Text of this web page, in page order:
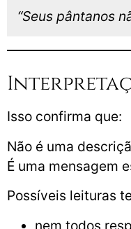
“Seus pântanos
Isso confirma que:
Não é uma
É uma mensagem
Possíveis leituras
nem todos